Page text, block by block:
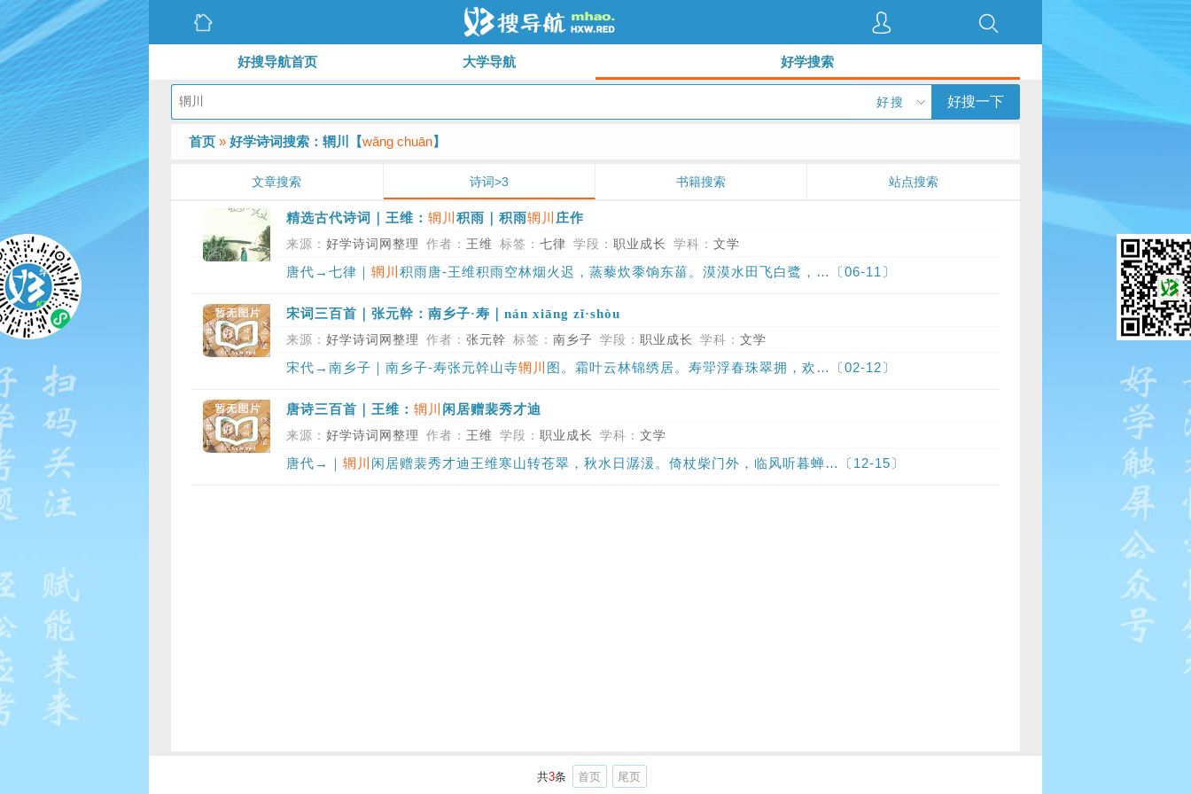
好搜导航首页 大学导航 好学搜索
好搜 好搜一下
首页 » 好学诗词搜索：辋川【wǎng chuān】
文章搜索 诗词>3 书籍搜索 站点搜索
精选古代诗词｜王维：辋川积雨｜积雨辋川 庄作
来源：好学诗词网整理 作者： 王维 标签：七律 学段：职业成长 学科：文学
唐代→七律｜辋川积雨唐-王维积雨空林烟火迟，蒸藜炊黍饷东菑。漠漠水田飞白鹭，…〔06-11〕
宋词三百首｜张元幹：南乡子·寿｜nán xiāng zǐ·shòu
来源：好学诗词网整理 作者：张元幹 标签：南乡子 学段：职业成长 学科：文学
宋代→南乡子｜南乡子-寿张元幹山寺辋川 图。霜叶云林锦绣居。寿斝浮春珠翠拥，欢…〔02-12〕
唐诗三百首｜王维：辋川 闲居赠裴秀才迪
来源：好学诗词网整理 作者： 王维 学段：职业成长 学科：文学
唐代→｜辋川 闲居赠裴秀才迪王维寒山转苍翠，秋水日潺湲。倚杖柴门外，临风听暮蝉…〔12-15〕
共3条 首页 尾页